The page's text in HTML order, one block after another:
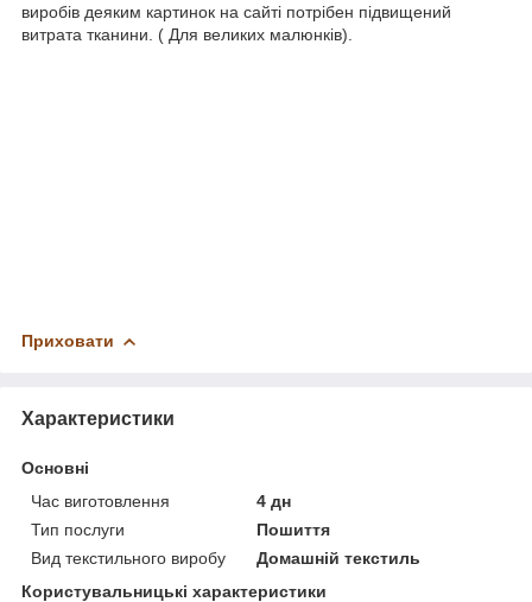
виробів деяким картинок на сайті потрібен підвищений
витрата тканини. ( Для великих малюнків).
Приховати
Характеристики
Основні
Час виготовлення
4 дн
Тип послуги
Пошиття
Вид текстильного виробу
Домашній текстиль
Користувальницькі характеристики